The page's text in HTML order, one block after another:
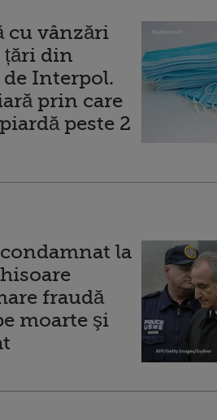
cu vânzări
țări din
de Interpol.
prin care
peste 2
la
fraudă
moarte şi